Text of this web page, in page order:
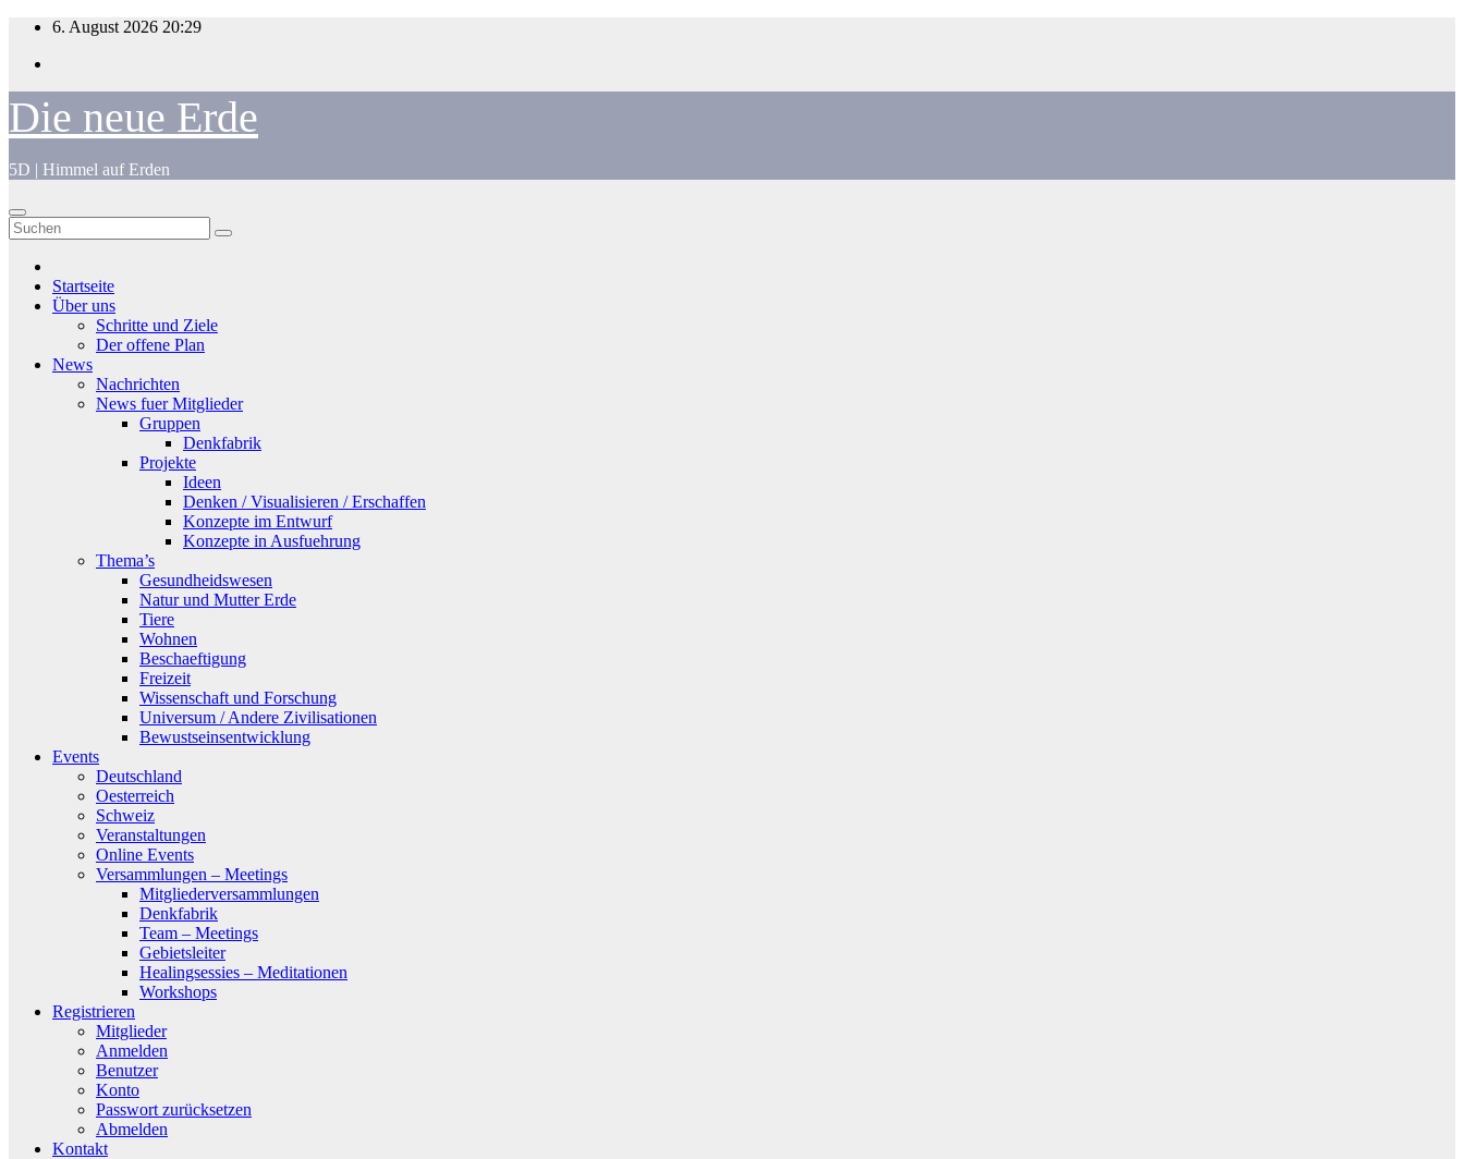
Zum
springen
6. August 2026 20:29
Die neue Erde
5D | Himmel auf Erden
Startseite
Über uns
Schritte und Ziele
Der offene Plan
News
Nachrichten
News fuer Mitglieder
Gruppen
Denkfabrik
Projekte
Ideen
Denken / Visualisieren / Erschaffen
Konzepte im Entwurf
Konzepte in Ausfuehrung
Thema’s
Gesundheidswesen
Natur und Mutter Erde
Tiere
Wohnen
Beschaeftigung
Freizeit
Wissenschaft und Forschung
Universum / Andere Zivilisationen
Bewustseinsentwicklung
Events
Deutschland
Oesterreich
Schweiz
Veranstaltungen
Online Events
Versammlungen – Meetings
Mitgliederversammlungen
Denkfabrik
Team – Meetings
Gebietsleiter
Healingsessies – Meditationen
Workshops
Registrieren
Mitglieder
Anmelden
Benutzer
Konto
Passwort zurücksetzen
Abmelden
Kontakt